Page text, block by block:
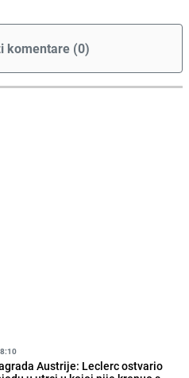
komentare (0)
Austrije: Leclerc ostvario